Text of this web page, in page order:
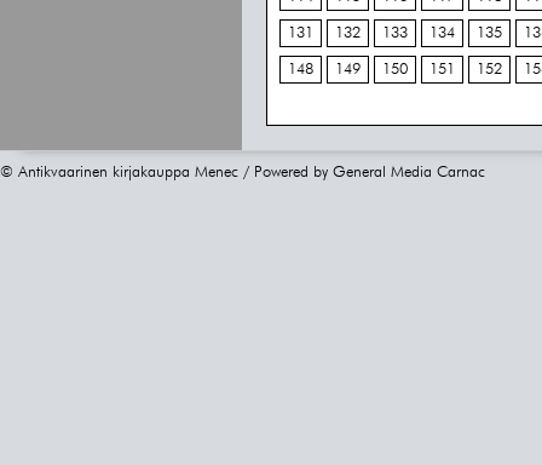
131 132 133 134 135
148 149 150 151 152
© Antikvaarinen kirjakauppa Menec / Powered by General Media Carnac